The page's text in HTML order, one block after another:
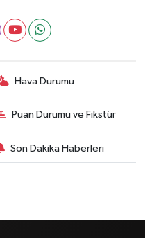
Hava Durumu
Puan Durumu ve Fikstür
Son Dakika Haberleri